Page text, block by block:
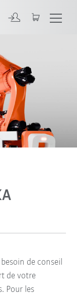
de conseil
de votre
Pour les